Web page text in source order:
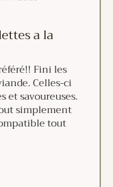
fines
OGM
a la
Fini les
Celles-ci
et savoureuses.
simplement
tout
adore!